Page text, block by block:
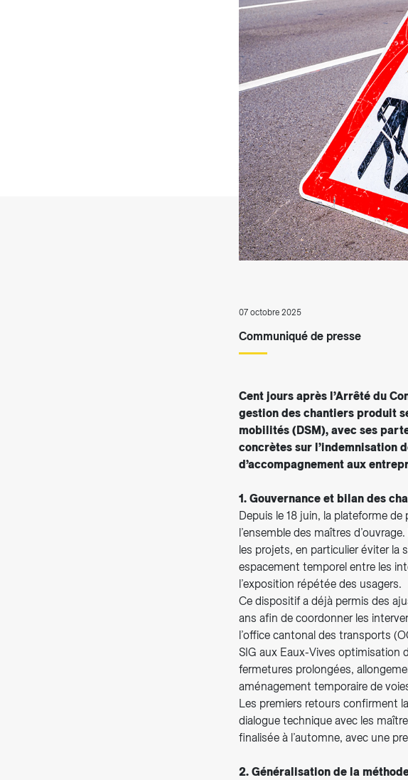
Tarifs et règlements
07 octobre 2025
Communiqué de presse
Cent jours après l’Arrêté du
gestion des chantiers produit
mobilités (DSM), avec ses
concrètes sur l’indemnisation
d’accompagnement aux
1. Gouvernance et bilan des
Depuis le 18 juin, la plateforme
l’ensemble des maîtres
les projets, en particulier éviter la
espacement temporel entre les
l’exposition répétée des usagers.
Ce dispositif a déjà permis des
ans afin de coordonner les
l’office cantonal des transports
SIG aux Eaux-Vives optimisation
fermetures prolongées,
aménagement temporaire de
Les premiers retours confirment
dialogue technique avec les
finalisée à l’automne, avec une
2. Généralisation de la